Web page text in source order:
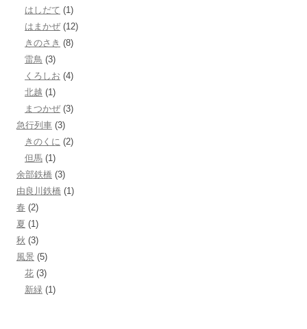
はしだて (1)
はまかぜ(12)
きのさき (8)
雷鳥 (3)
くろしお (4)
北越 (1)
まつかぜ(3)
急行列車 (3)
きのくに (2)
但馬 (1)
余部鉄橋 (3)
由良川鉄橋 (1)
春 (2)
夏 (1)
秋 (3)
風景 (5)
花 (3)
新緑 (1)